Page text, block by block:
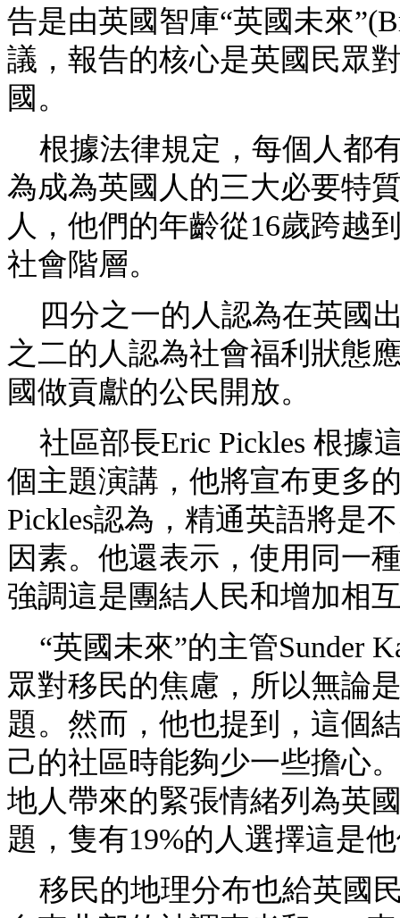
告是由英國智庫“英國未來
議，報告的核心是英國民眾
國。
根據法律規定，每個人都
為成為英國人的三大必要特
人，他們的年齡從16歲跨越
社會階層。
四分之一的人認為在英國
之二的人認為社會福利狀態
國做貢獻的公民開放。
社區部長Eric Pickles 根據
個主題演講，他將宣布更多
Pickles認為，精通英語將是
因素。他還表示，使用同一
強調這是團結人民和增加相
“英國未來”的主管Sunder
眾對移民的焦慮，所以無論
題。然而，他也提到，這個
己的社區時能夠少一些擔心
地人帶來的緊張情緒列為英
題，隻有19%的人選擇這是
移民的地理分布也給英國